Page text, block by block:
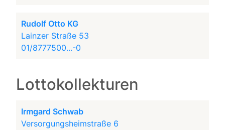
Rudolf Otto KG
Lainzer Straße 53
01/8777500...-0
Lottokollekturen
Irmgard Schwab
Versorgungsheimstraße 6